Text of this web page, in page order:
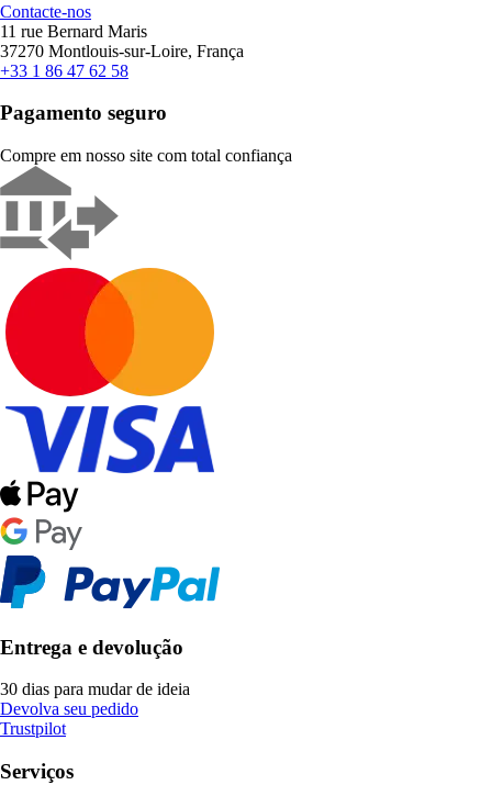
Contacte-nos
11 rue Bernard Maris
37270 Montlouis-sur-Loire, França
+33 1 86 47 62 58
Pagamento seguro
Compre em nosso site com total confiança
Entrega e devolução
30 dias para mudar de ideia
Devolva seu pedido
Trustpilot
Serviços